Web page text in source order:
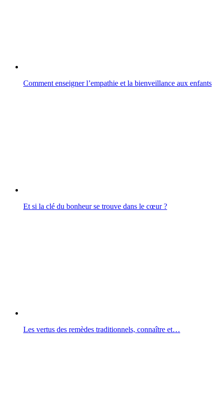
Comment enseigner l’empathie et la bienveillance aux enfants
Et si la clé du bonheur se trouve dans le cœur ?
Les vertus des remèdes traditionnels, connaître et…